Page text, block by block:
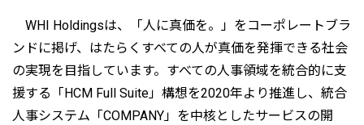
WHI Holdingsは、「人に真価を。」をコーポレートブラ
ンドに掲げ、はたらくすべての人が真価を発揮できる社会
の実現を目指しています。すべての人事領域を統合的に支
援する「HCM Full Suite」構想を2020年より推進し、統合
人事システム「COMPANY」を中核としたサービスの開